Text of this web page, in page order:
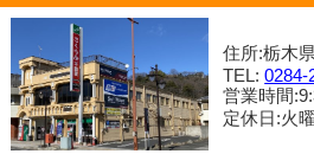
住所:栃木
TEL:0284-
営業時間
定休日:火